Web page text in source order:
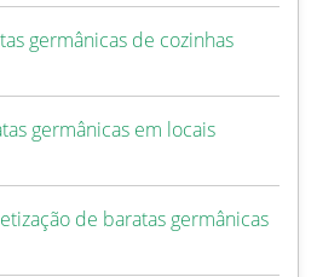
germânicas de cozinhas
germânicas em locais
de baratas germânicas